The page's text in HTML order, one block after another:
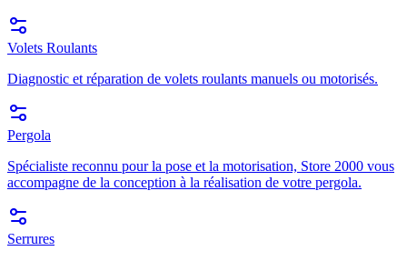
Volets Roulants
Diagnostic et réparation de volets roulants manuels ou motorisés.
Pergola
Spécialiste reconnu pour la pose et la motorisation, Store 2000 vous
accompagne de la conception à la réalisation de votre pergola.
Serrures